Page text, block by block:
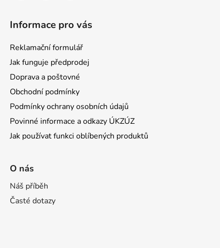
Informace pro vás
Reklamační formulář
Jak funguje předprodej
Doprava a poštovné
Obchodní podmínky
Podmínky ochrany osobních údajů
Povinné informace a odkazy ÚKZÚZ
Jak používat funkci oblíbených produktů
O nás
Náš příběh
Časté dotazy